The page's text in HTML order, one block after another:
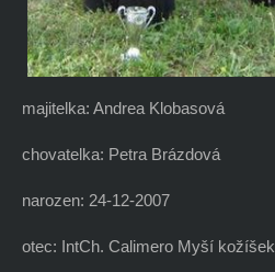
majitelka: Andrea Klobasová
chovatelka: Petra Brázdová
narozen: 24-12-2007
otec: IntCh. Calimero Myší kožíšek